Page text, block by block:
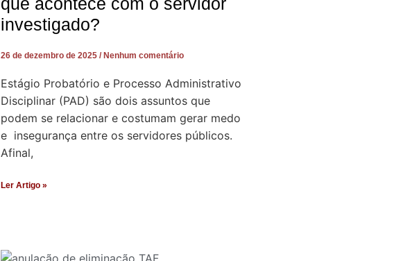
investigado?
26 de dezembro de 2025 Nenhum comentário
Estágio Probatório e Processo Administrativo
Disciplinar (PAD) são dois assuntos que
podem se relacionar e costumam gerar medo
e insegurança entre os servidores públicos.
Afinal,
Ler Artigo »